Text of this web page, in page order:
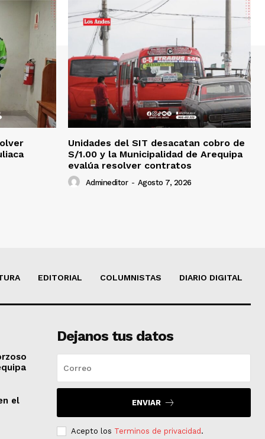
Unidades del SIT desacatan cobro de
S/1.00 y la Municipalidad de Arequipa
evalúa resolver contratos
Admineditor - Agosto 7, 2026
EDITORIAL COLUMNISTAS DIARIO DIGITAL
el
Dejanos tus datos
ENVIAR
Acepto los Terminos de privacidad.